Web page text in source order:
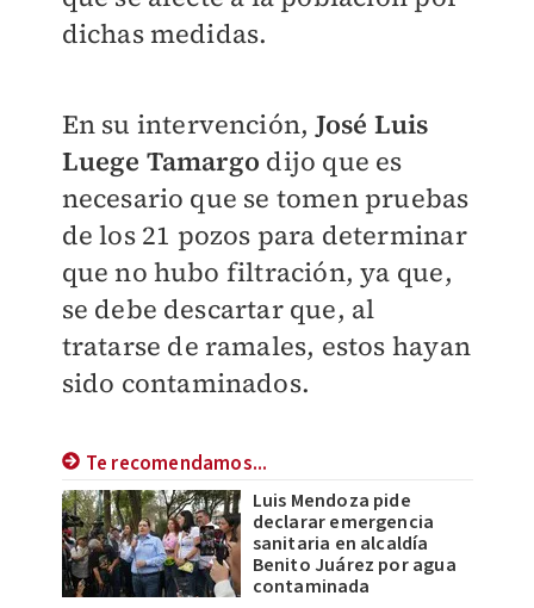
dichas medidas.
En su intervención, José Luis
Luege Tamargo dijo que es
necesario que se tomen pruebas
de los 21 pozos para determinar
que no hubo filtración, ya que,
se debe descartar que, al
tratarse de ramales, estos hayan
sido contaminados.
Te recomendamos...
Luis Mendoza pide
declarar emergencia
sanitaria en alcaldía
Benito Juárez por agua
contaminada